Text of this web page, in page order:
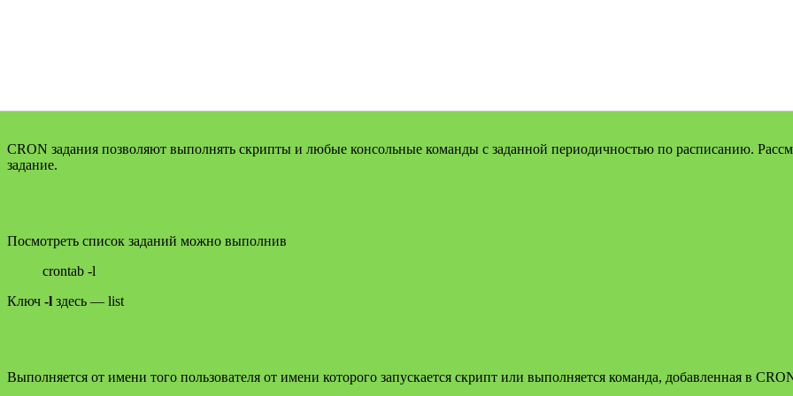
CRON задания позволяют выполнять скрипты и любые консольные команды с заданной периодичностью по расписанию.
задание.
Посмотреть список заданий можно выполнив
crontab -l
Ключ -l здесь — list
Выполняется от имени того пользователя от имени которого запускается скрипт или выполняется команда, добавленная в